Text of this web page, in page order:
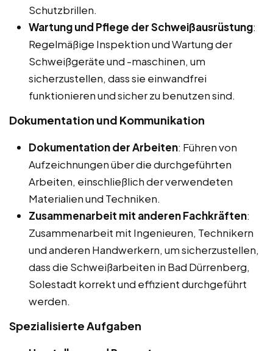
Schutzbrillen.
Wartung und Pflege der Schweißausrüstung:
Regelmäßige Inspektion und Wartung der
Schweißgeräte und -maschinen, um
sicherzustellen, dass sie einwandfrei
funktionieren und sicher zu benutzen sind.
Dokumentation und Kommunikation
Dokumentation der Arbeiten: Führen von
Aufzeichnungen über die durchgeführten
Arbeiten, einschließlich der verwendeten
Materialien und Techniken.
Zusammenarbeit mit anderen Fachkräften:
Zusammenarbeit mit Ingenieuren, Technikern
und anderen Handwerkern, um sicherzustellen,
dass die Schweißarbeiten in Bad Dürrenberg,
Solestadt korrekt und effizient durchgeführt
werden.
Spezialisierte Aufgaben